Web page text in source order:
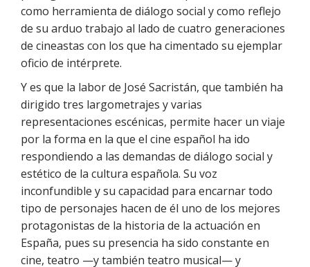
como herramienta de diálogo social y como reflejo
de su arduo trabajo al lado de cuatro generaciones
de cineastas con los que ha cimentado su ejemplar
oficio de intérprete.
Y es que la labor de José Sacristán, que también ha
dirigido tres largometrajes y varias
representaciones escénicas, permite hacer un viaje
por la forma en la que el cine español ha ido
respondiendo a las demandas de diálogo social y
estético de la cultura española. Su voz
inconfundible y su capacidad para encarnar todo
tipo de personajes hacen de él uno de los mejores
protagonistas de la historia de la actuación en
España, pues su presencia ha sido constante en
cine, teatro —y también teatro musical— y